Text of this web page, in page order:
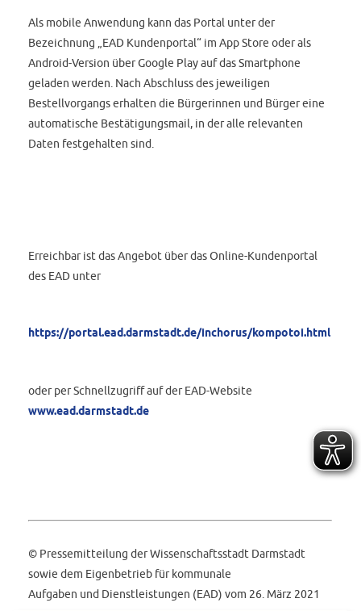
Als mobile Anwendung kann das Portal unter der
Bezeichnung „EAD Kundenportal“ im App Store oder als
Android-Version über Google Play auf das Smartphone
geladen werden. Nach Abschluss des jeweiligen
Bestellvorgangs erhalten die Bürgerinnen und Bürger eine
automatische Bestätigungsmail, in der alle relevanten
Daten festgehalten sind.
Erreichbar ist das Angebot über das Online-Kundenportal
des EAD unter
https://portal.ead.darmstadt.de/inchorus/kompotoi.html
oder per Schnellzugriff auf der EAD-Website
www.ead.darmstadt.de
© Pressemitteilung der Wissenschaftsstadt Darmstadt
sowie dem Eigenbetrieb für kommunale
Aufgaben und Dienstleistungen (EAD) vom 26. März 2021